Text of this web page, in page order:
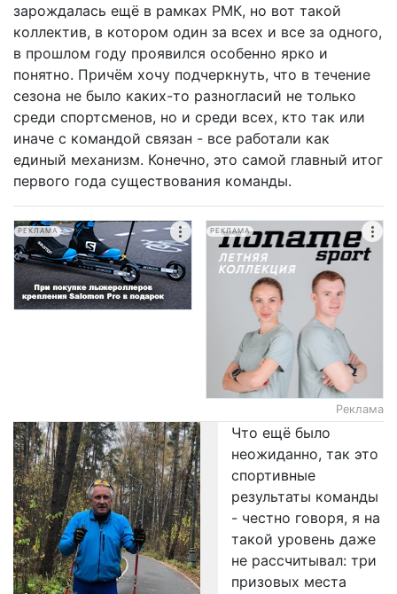
зарождалась ещё в рамках РМК, но вот такой
коллектив, в котором один за всех и все за одного,
в прошлом году проявился особенно ярко и
понятно. Причём хочу подчеркнуть, что в течение
сезона не было каких-то разногласий не только
среди спортсменов, но и среди всех, кто так или
иначе с командой связан - все работали как
единый механизм. Конечно, это самой главный итог
первого года существования команды.
РЕКЛАМА РЕКЛАМА
Реклама
Что ещё было
неожиданно, так это
спортивные
результаты команды
- честно говоря, я на
такой уровень даже
не рассчитывал: три
призовых места